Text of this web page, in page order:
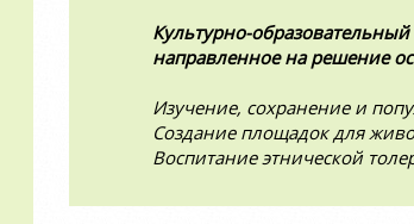
Культурно-
направленное на решение
Изучение, сохранение и
Создание площадок для
Воспитание этнической